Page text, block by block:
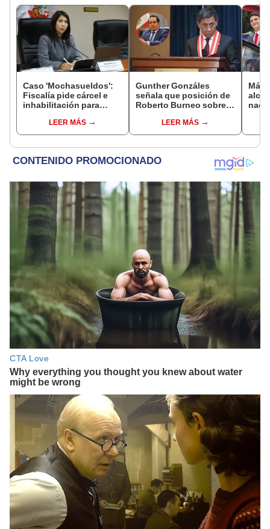
Caso 'Mochasueldos':
Fiscalía pide cárcel e
inhabilitación para
fujimorista María
Cordero Jon Tay
LEER MÁS
Gunther Gonzáles
señala que posición de
Roberto Burneo sobre
Aliaga no representan al
JNE
LEER MÁS
Más